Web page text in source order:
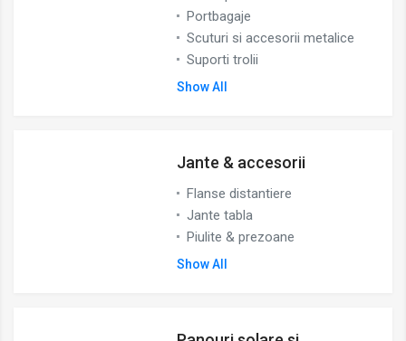
Portbagaje
Scuturi si accesorii metalice
Suporti trolii
Show All
Jante & accesorii
Flanse distantiere
Jante tabla
Piulite & prezoane
Show All